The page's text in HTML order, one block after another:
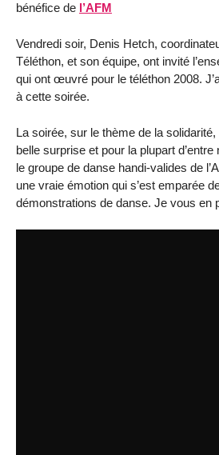
bénéfice de l’AFM
Vendredi soir, Denis Hetch,
Téléthon, et son équipe, ont invité
qui ont œuvré pour le téléthon 2008.
à cette soirée.
La soirée, sur le thème de la
belle surprise et pour la plupart
le groupe de danse handi-valides de
une vraie émotion qui s’est emparée
démonstrations de danse. Je vous en